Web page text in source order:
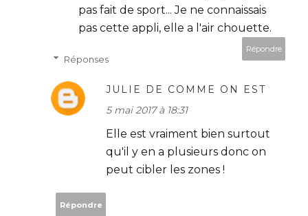
pas fait de sport... Je ne connaissais
pas cette appli, elle a l'air chouette.
Répondre
Réponses
JULIE DE COMME ON EST
5 mai 2017 à 18:31
Elle est vraiment bien surtout
qu'il y en a plusieurs donc on
peut cibler les zones !
Répondre